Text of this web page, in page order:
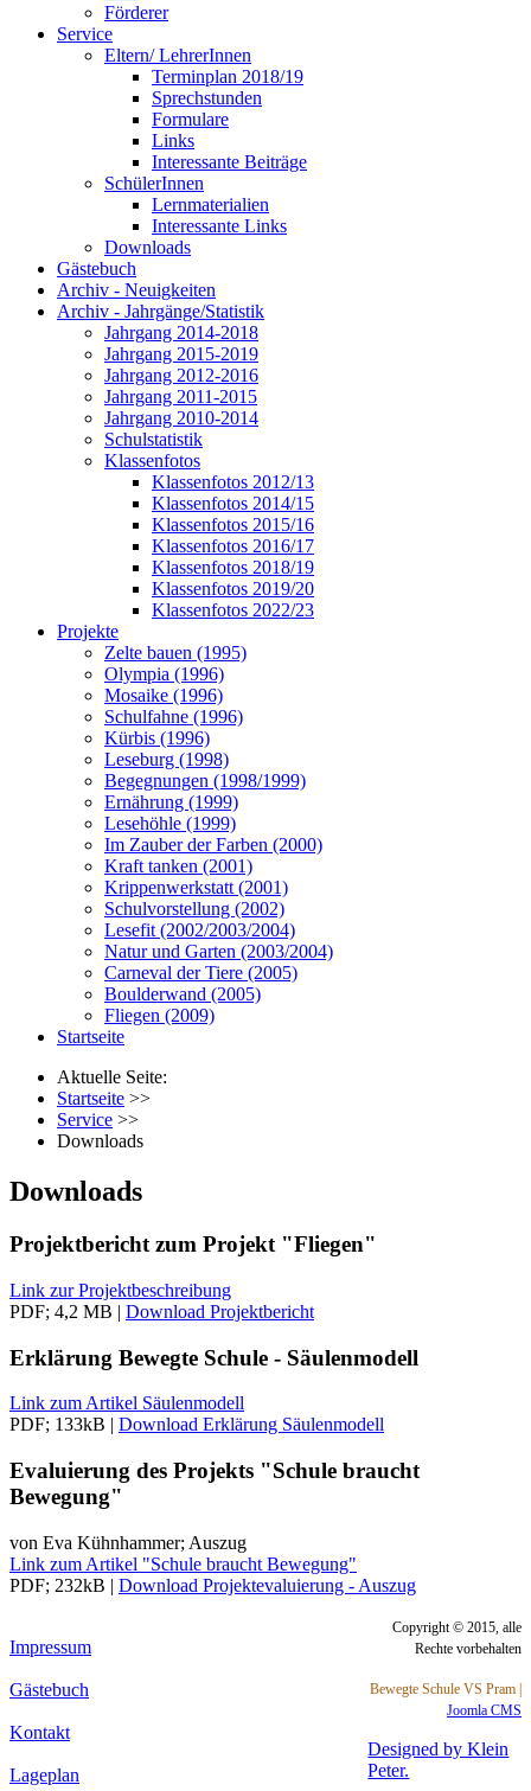
Förderer
Service
Eltern/ LehrerInnen
Terminplan 2018/19
Sprechstunden
Formulare
Links
Interessante Beiträge
SchülerInnen
Lernmaterialien
Interessante Links
Downloads
Gästebuch
Archiv - Neuigkeiten
Archiv - Jahrgänge/Statistik
Jahrgang 2014-2018
Jahrgang 2015-2019
Jahrgang 2012-2016
Jahrgang 2011-2015
Jahrgang 2010-2014
Schulstatistik
Klassenfotos
Klassenfotos 2012/13
Klassenfotos 2014/15
Klassenfotos 2015/16
Klassenfotos 2016/17
Klassenfotos 2018/19
Klassenfotos 2019/20
Klassenfotos 2022/23
Projekte
Zelte bauen (1995)
Olympia (1996)
Mosaike (1996)
Schulfahne (1996)
Kürbis (1996)
Leseburg (1998)
Begegnungen (1998/1999)
Ernährung (1999)
Lesehöhle (1999)
Im Zauber der Farben (2000)
Kraft tanken (2001)
Krippenwerkstatt (2001)
Schulvorstellung (2002)
Lesefit (2002/2003/2004)
Natur und Garten (2003/2004)
Carneval der Tiere (2005)
Boulderwand (2005)
Fliegen (2009)
Startseite
Aktuelle Seite:
Startseite >>
Service >>
Downloads
Downloads
Projektbericht zum Projekt "Fliegen"
Link zur Projektbeschreibung
PDF; 4,2 MB | Download Projektbericht
Erklärung Bewegte Schule - Säulenmodell
Link zum Artikel Säulenmodell
PDF; 133kB | Download Erklärung Säulenmodell
Evaluierung des Projekts "Schule braucht
Bewegung"
von Eva Kühnhammer; Auszug
Link zum Artikel "Schule braucht Bewegung"
PDF; 232kB | Download Projektevaluierung - Auszug
Impressum
Gästebuch
Kontakt
Lageplan
Copyright © 2015, alle
Rechte vorbehalten
Bewegte Schule VS Pram |
Joomla CMS
Designed by Klein
Peter.